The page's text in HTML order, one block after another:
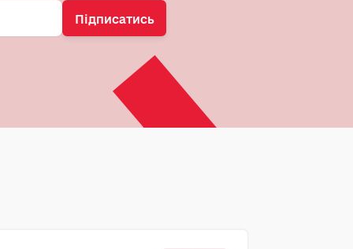
Підписатись